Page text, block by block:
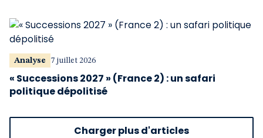
Analyse 7 juillet 2026
« Successions 2027 » (France 2) : un safari
politique dépolitisé
Charger plus d'articles